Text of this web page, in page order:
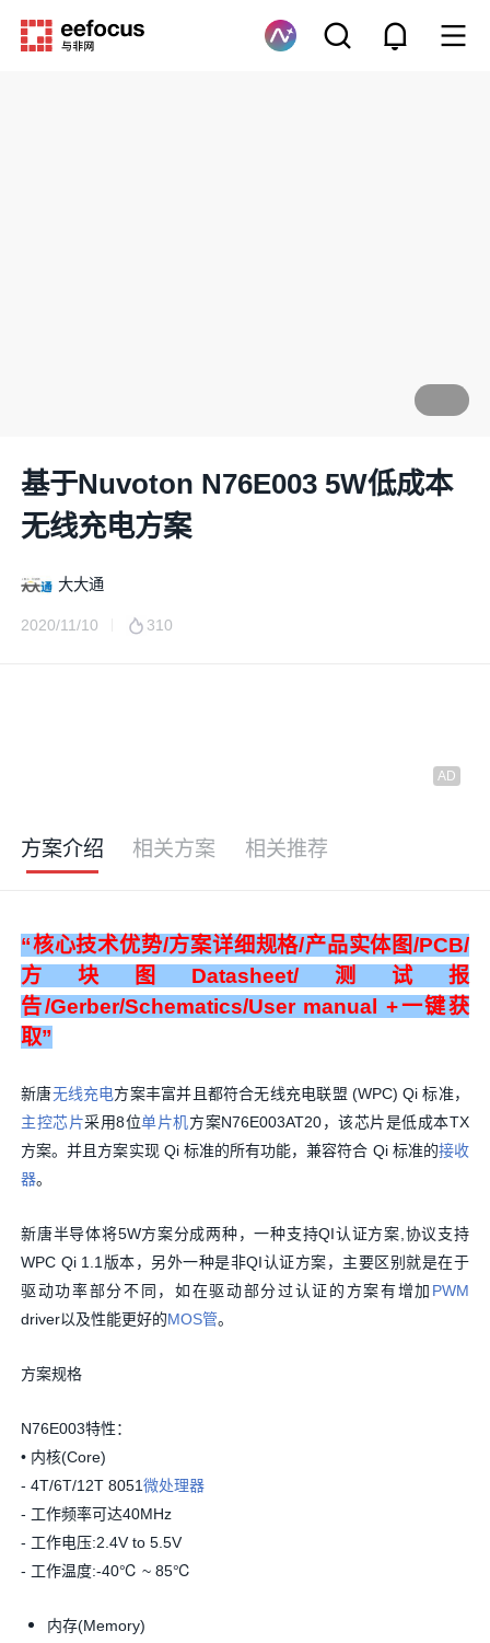
基于Nuvoton N76E003 5W低成本
无线充电方案
大大通
2020/11/10 310
方案介绍 相关方案 相关推荐
“核心技术优势/方案详细规格/产品实体图/PCB/
方块图Datasheet/测试报
告/Gerber/Schematics/User manual +一键获
取”
新唐无线充电方案丰富并且都符合无线充电联盟 (WPC) Qi 标准，
主控芯片采用8位单片机方案N76E003AT20，该芯片是低成本TX
方案。并且方案实现 Qi 标准的所有功能，兼容符合 Qi 标准的接收
器。
新唐半导体将5W方案分成两种，一种支持QI认证方案,协议支持
WPC Qi 1.1版本，另外一种是非QI认证方案，主要区别就是在于
驱动功率部分不同，如在驱动部分过认证的方案有增加 PWM
driver以及性能更好的MOS管。
方案规格
N76E003特性：
• 内核(Core)
- 4T/6T/12T 8051微处理器
- 工作频率可达40MHz
- 工作电压:2.4V to 5.5V
- 工作温度:-40℃ ~ 85℃
内存(Memory)